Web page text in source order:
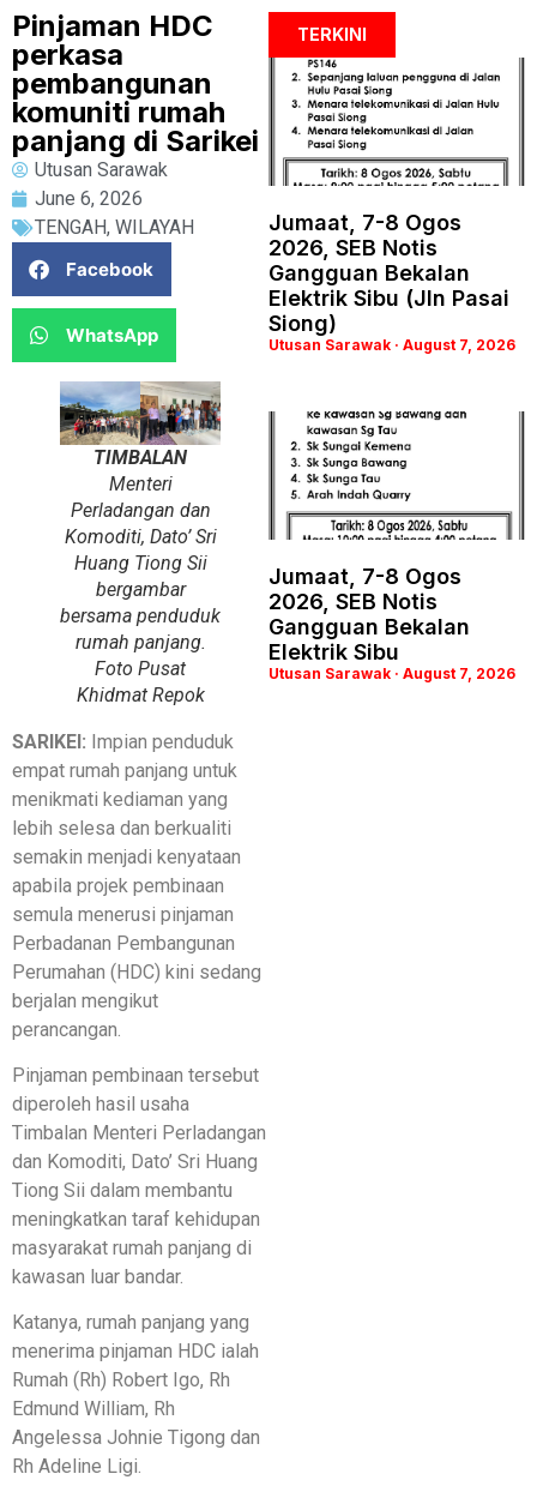
Pinjaman HDC
perkasa
pembangunan
komuniti rumah
panjang di Sarikei
Utusan Sarawak
June 6, 2026
TENGAH, WILAYAH
Facebook
WhatsApp
TIMBALAN
Menteri
Perladangan dan
Komoditi, Dato’ Sri
Huang Tiong Sii
bergambar
bersama penduduk
rumah panjang.
Foto Pusat
Khidmat Repok
SARIKEI: Impian penduduk
empat rumah panjang untuk
menikmati kediaman yang
lebih selesa dan berkualiti
semakin menjadi kenyataan
apabila projek pembinaan
semula menerusi pinjaman
Perbadanan Pembangunan
Perumahan (HDC) kini sedang
berjalan mengikut
perancangan.
Pinjaman pembinaan tersebut
diperoleh hasil usaha
Timbalan Menteri Perladangan
dan Komoditi, Dato’ Sri Huang
Tiong Sii dalam membantu
meningkatkan taraf kehidupan
masyarakat rumah panjang di
kawasan luar bandar.
Katanya, rumah panjang yang
menerima pinjaman HDC ialah
Rumah (Rh) Robert Igo, Rh
Edmund William, Rh
Angelessa Johnie Tigong dan
Rh Adeline Ligi.
TERKINI
Jumaat, 7-8 Ogos
2026, SEB Notis
Gangguan Bekalan
Elektrik Sibu (Jln Pasai
Siong)
Utusan Sarawak August 7, 2026
Jumaat, 7-8 Ogos
2026, SEB Notis
Gangguan Bekalan
Elektrik Sibu
Utusan Sarawak August 7, 2026